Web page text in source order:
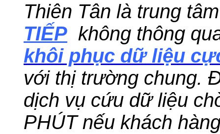
Thiên Tân là trung
TIẾP không thông
khôi phục dữ liệu
với thị trường chung.
dịch vụ cứu dữ liệu
PHÚT nếu khách